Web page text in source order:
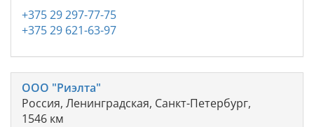
+375 29 297-77-75
+375 29 621-63-97
ООО "Риэлта"
Россия, Ленинградская, Санкт-Петербург,
1546 км